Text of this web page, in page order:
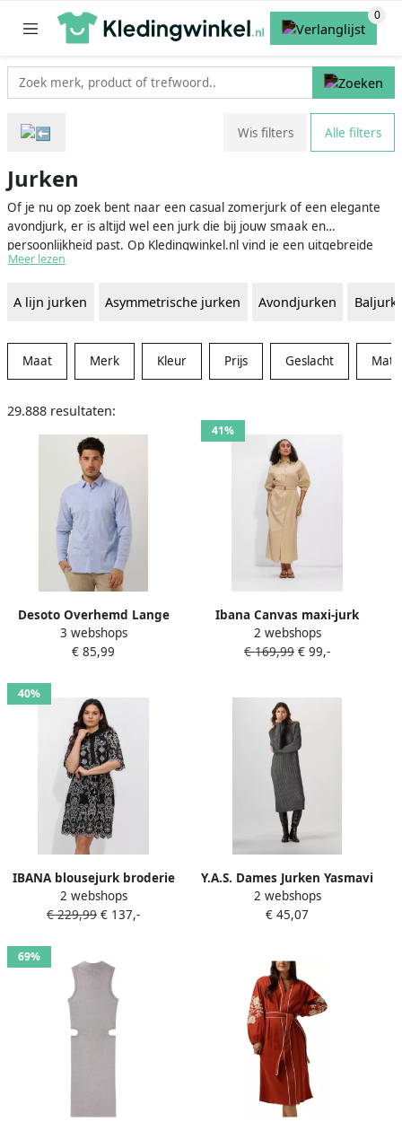
Wis filters Alle filters
Jurken
Of je nu op zoek bent naar een casual zomerjurk of een elegante
avondjurk, er is altijd wel een jurk die bij jouw smaak en
persoonlijkheid past. Op Kledingwinkel.nl vind je een uitgebreide
collectie jurken van verschillende merken en webshops. Van korte
allemaal op onze website. Door gebruik te maken van onze
voldoen op het gebied van bijvoorbeeld kleur, maat en prijs. Ga snel
op zoek naar jouw droomjurk en voel je stijlvoller dan ooit tevoren!
Meer lezen
A lijn jurken Asymmetrische jurken Avondjurken
Maat Merk Kleur Prijs Geslacht
29.888 resultaten:
Desoto Overhemd Lange
Mouw Overhemd Strijkvrij
Kent Melange Lichtblauw
3 webshops
€ 85,99
41%
Ibana Canvas maxi-jurk
Danique Beige
2 webshops
€ 169,99 € 99,-
40%
IBANA blousejurk broderie
zwart
2 webshops
€ 229,99 € 137,-
Y.A.S. Dames Jurken Yasmavi
Knit Midi Rollneck Dress
Grijs
2 webshops
€ 45,07
69%